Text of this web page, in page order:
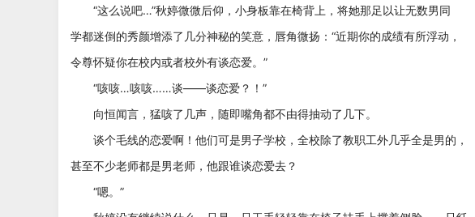
“这么说吧…”秋婷微微后仰，小身板靠在椅背上，将她那足以让无数男同
学都迷倒的秀颜增添了几分神秘的笑意，唇角微扬：“近期你的成绩有所浮动，
令尊怀疑你在校内或者校外有谈恋爱。”
“咳咳…咳咳……谈——谈恋爱？！”
向恒闻言，猛咳了几声，随即嘴角都不由得抽动了几下。
谈个毛线的恋爱啊！他们可是男子学校，全校除了教职工外几乎全是男的，
甚至不少老师都是男老师，他跟谁谈恋爱去？
“嗯。”